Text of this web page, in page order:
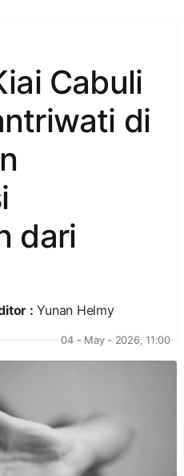
Cabuli
di
dari
: Yunan Helmy
04 - May - 2026, 11:00